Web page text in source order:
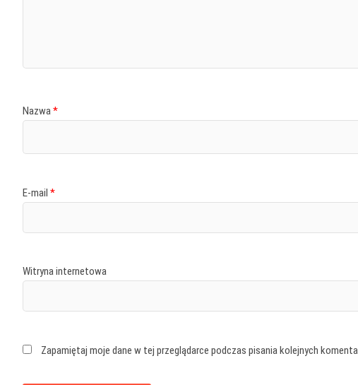
Nazwa*
E-mail *
Witryna internetowa
Zapamiętaj moje dane w tej przeglądarce podczas pisania kolejnych